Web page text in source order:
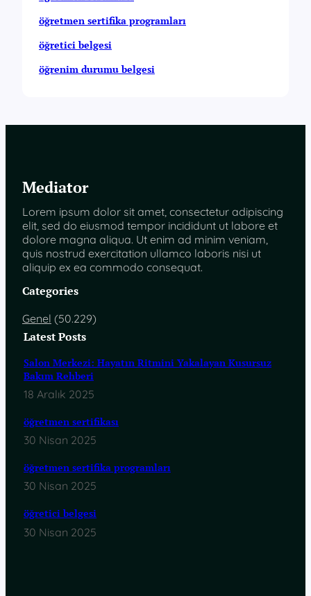
öğretmen sertifika programları
öğretici belgesi
öğrenim durumu belgesi
Mediator
Lorem ipsum dolor sit amet, consectetur adipiscing
elit, sed do eiusmod tempor incididunt ut labore et
dolore magna aliqua. Ut enim ad minim veniam,
quis nostrud exercitation ullamco laboris nisi ut
aliquip ex ea commodo consequat.
Categories
Genel (50.229)
Latest Posts
Salon Merkezi: Hayatın Ritmini Yakalayan Kusursuz
Bakım Rehberi
18 Aralık 2025
öğretmen sertifikası
30 Nisan 2025
öğretmen sertifika programları
30 Nisan 2025
öğretici belgesi
30 Nisan 2025